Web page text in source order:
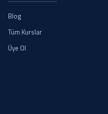
Blog
Tüm Kurslar
Üye Ol